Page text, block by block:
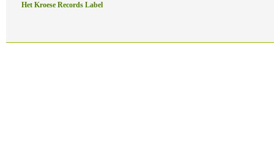
Het Kroese Records Label